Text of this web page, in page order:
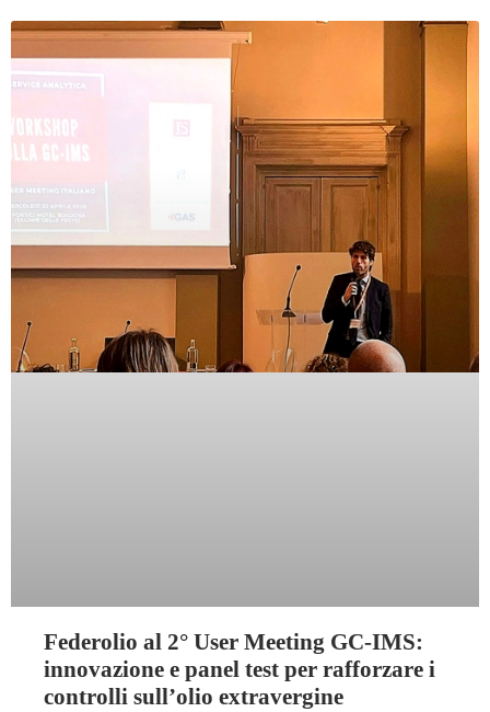
Federolio al 2° User Meeting GC-IMS:
innovazione e panel test per rafforzare i
controlli sull’olio extravergine